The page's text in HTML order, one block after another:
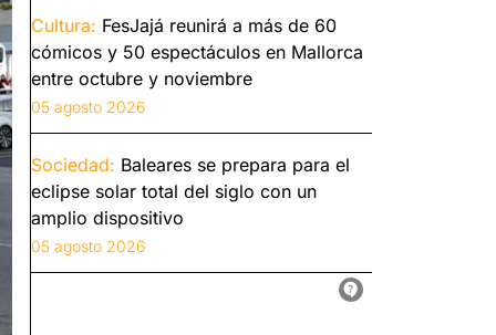
Cultura: FesJajá reunirá a más de 60
cómicos y 50 espectáculos en Mallorca
entre octubre y noviembre
05 agosto 2026
Sociedad: Baleares se prepara para el
eclipse solar total del siglo con un
amplio dispositivo
05 agosto 2026